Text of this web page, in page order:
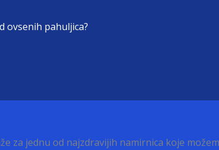
ovsenih pahuljica?
za jednu od najzdravijih namirnica koje